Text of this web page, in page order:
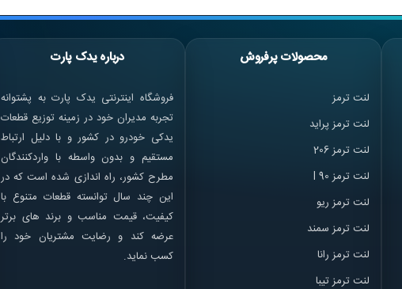
محصولات پرفروش
لنت ترمز
لنت ترمز پراید
لنت ترمز 206
لنت ترمز l 90
لنت ترمز ریو
لنت ترمز سمند
لنت ترمز رانا
لنت ترمز تیبا
درباره یدک پارت
فروشگاه اینترنتی یدک پارت به پشتوانه
تجربه مدیران خود در زمینه توزیع قطعات
یدکی خودرو در کشور و با دلیل ارتباط
مستقیم و بدون واسطه با واردکنندگان
مطرح کشور، راه اندازی شده است که در
این چند سال توانسته قطعات متنوع با
کیفیت، قیمت مناسب و برند های برتر
عرضه کند و رضایت مشتریان خود را
کسب نماید.